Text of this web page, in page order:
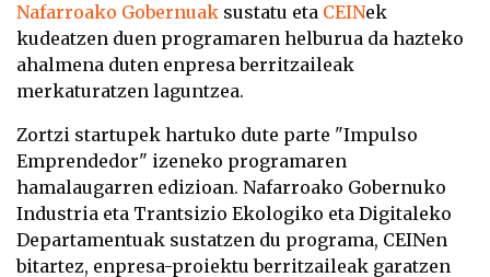
Nafarroako Gobernuak sustatu eta CEINek
kudeatzen duen programaren helburua da hazteko
ahalmena duten enpresa berritzaileak
merkaturatzen laguntzea.
Zortzi startupek hartuko dute parte "Impulso
Emprendedor" izeneko programaren
hamalaugarren edizioan. Nafarroako Gobernuko
Industria eta Trantsizio Ekologiko eta Digitaleko
Departamentuak sustatzen du programa, CEINen
bitartez, enpresa-proiektu berritzaileak garatzen